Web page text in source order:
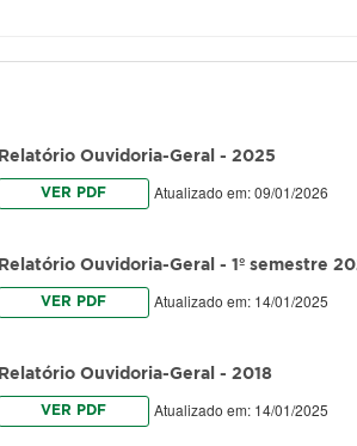
Relatório Ouvidoria-Geral - 2025
VER PDF Atualizado em: 09/01/2026
Relatório Ouvidoria-Geral - 1º semestre
VER PDF Atualizado em: 14/01/2025
Relatório Ouvidoria-Geral - 2018
VER PDF Atualizado em: 14/01/2025